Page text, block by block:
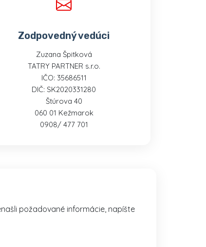
Zodpovedný vedúci
Zuzana Špitková
TATRY PARTNER s.r.o.
IČO: 35686511
DIČ: SK2020331280
Štúrova 40
060 01 Kežmarok
0908/ 477 701
požadované informácie, napíšte